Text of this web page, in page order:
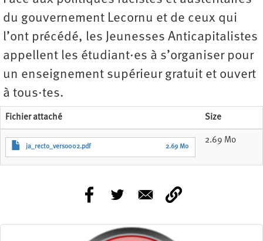
du gouvernement Lecornu et de ceux qui
l’ont précédé, les Jeunesses Anticapitalistes
appellent les étudiant·es à s’organiser pour
un enseignement supérieur gratuit et ouvert
à tous·tes.
Fichier attaché Size
ja_recto_verso002.pdf 2.69 Mo
2.69 Mo